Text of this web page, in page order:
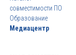
совместимости ПО
Образование
Медиацентр